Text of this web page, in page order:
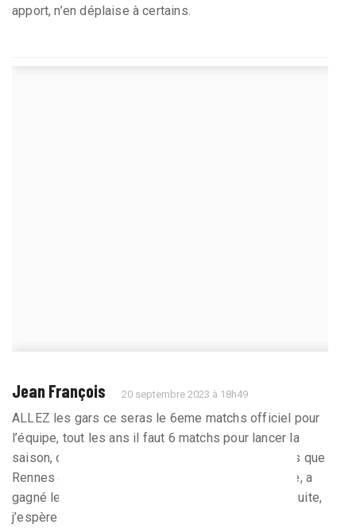
apport, n’en déplaise à certains.
Jean François 20 septembre 2023 à 18h49
ALLEZ les gars ce seras le 6eme matchs officiel pour
l’équipe, tout les ans il faut 6 matchs pour lancer la
saison, on y est... et a chaque fois depuis deux ans que
Rennes a jouer en coupe d’Europe dans la semaine, a
gagné le match de championnat qui arrivait par la suite,
j’espère vraiment que cette habitude va continuer,